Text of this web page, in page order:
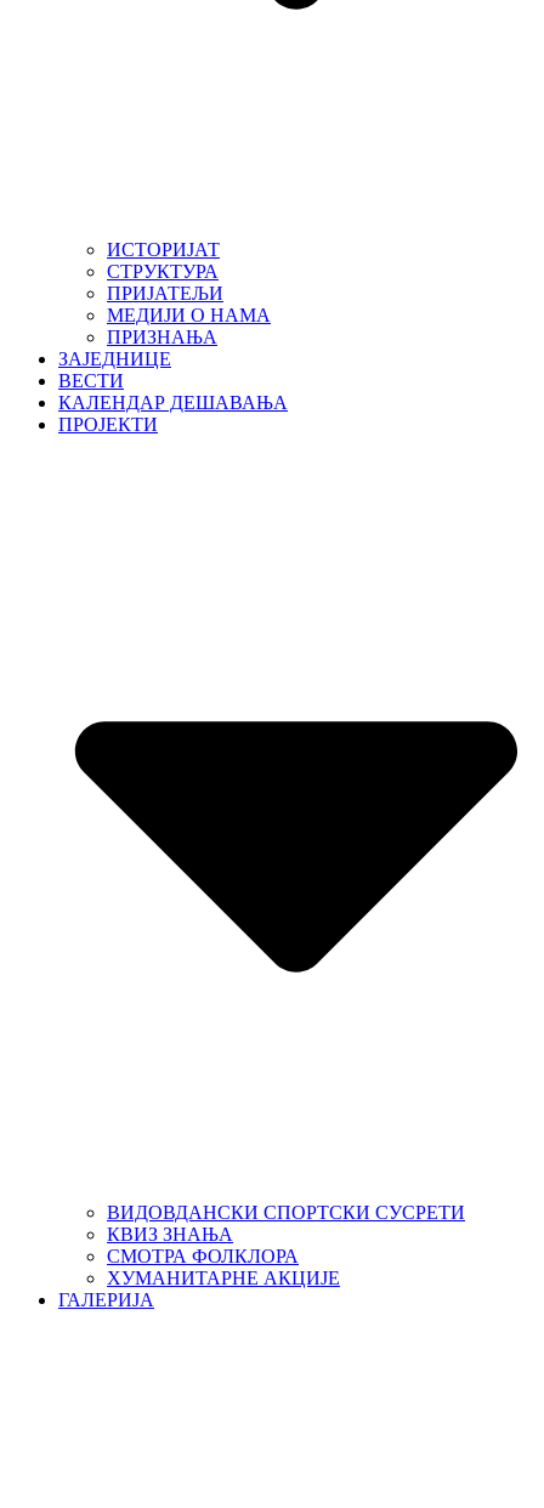
ИСТОРИЈАТ
СТРУКТУРА
ПРИЈАТЕЉИ
МЕДИЈИ О НАМА
ПРИЗНАЊА
ЗАЈЕДНИЦЕ
ВЕСТИ
КАЛЕНДАР ДЕШАВАЊА
ПРОЈЕКТИ
ВИДОВДАНСКИ СПОРТСКИ СУСРЕТИ
КВИЗ ЗНАЊА
СМОТРА ФОЛКЛОРА
ХУМАНИТАРНЕ АКЦИЈЕ
ГАЛЕРИЈА